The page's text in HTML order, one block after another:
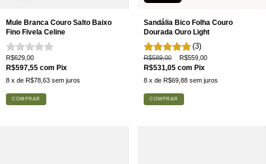
Mule Branca Couro Salto Baixo
Fino Fivela Celine
R$629,00
R$597,55 com Pix
8 x de R$78,63 sem juros
COMPRAR
Sandália Bico Folha Couro
Dourada Ouro Light
(3)
R$589,00 R$559,00
R$531,05 com Pix
8 x de R$69,88 sem juros
COMPRAR